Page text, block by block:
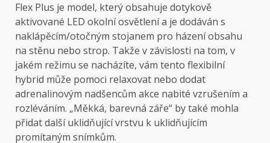
Flex Plus je model, který obsahuje dotykově
aktivované LED okolní osvětlení a je dodáván s
naklápěcím/otočným stojanem pro házení obsahu
na stěnu nebo strop. Takže v závislosti na tom, v
jakém režimu se nacházíte, vám tento flexibilní
hybrid může pomoci relaxovat nebo dodat
adrenalinovým nadšencům akce nabité vzrušením a
rozléváním. „Měkká, barevná záře“ by také mohla
přidat další uklidňující vrstvu k uklidňujícím
promítaným snímkům.